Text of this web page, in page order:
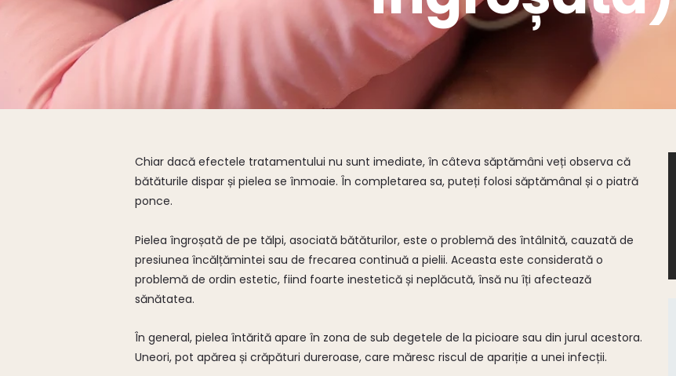
Chiar dacă efectele tratamentului nu sunt imediate, în câteva săptămâni veți observa că
bătăturile dispar și pielea se înmoaie. În completarea sa, puteți folosi săptămânal și o piatră
ponce.
Pielea îngroșată de pe tălpi, asociată bătăturilor, este o problemă des întâlnită, cauzată de
presiunea încălțămintei sau de frecarea continuă a pielii. Aceasta este considerată o
problemă de ordin estetic, fiind foarte inestetică și neplăcută, însă nu îți afectează
sănătatea.
În general, pielea întărită apare în zona de sub degetele de la picioare sau din jurul acestora.
Uneori, pot apărea și crăpături dureroase, care măresc riscul de apariție a unei infecții.